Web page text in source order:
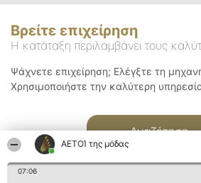
ΑΕΤΟΊ της μόδας
07:06
Βρείτε επιχείρηση
Η κατάταξη περιλαμβάνει τους
Ψάχνετε επιχείρηση; Ελέγξτε τη
Χρησιμοποιήστε την καλύτερη
Αναζήτηση